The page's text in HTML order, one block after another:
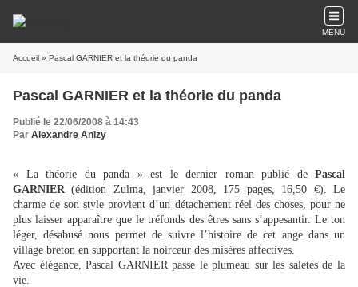
MENU
Accueil » Pascal GARNIER et la théorie du panda
Pascal GARNIER et la théorie du panda
Publié le 22/06/2008 à 14:43
Par Alexandre Anizy
« La théorie du panda » est le dernier roman publié de Pascal
GARNIER(édition Zulma, janvier 2008, 175 pages, 16,50 €). Le
charme de son style provient d’un détachement réel des choses, pour ne
plus laisser apparaître que le tréfonds des êtres sans s’appesantir. Le ton
léger, désabusé nous permet de suivre l’histoire de cet ange dans un
village breton en supportant la noirceur des misères affectives.
Avec élégance, Pascal GARNIER passe le plumeau sur les saletés de la
vie.